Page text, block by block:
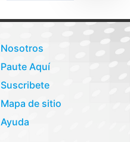
Nosotros
Paute Aquí
Suscribete
Mapa de sitio
Ayuda